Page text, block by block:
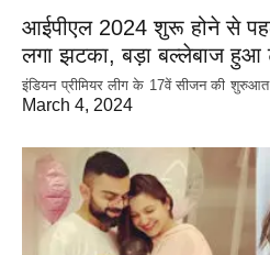
आईपीएल 2024 शुरू होने से
लगा झटका, बड़ा बल्लेबाज हुआ
इंडियन प्रीमियर लीग के 17वें सीजन की
March 4, 2024